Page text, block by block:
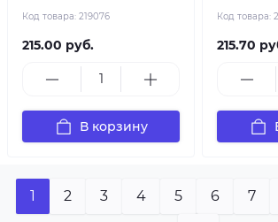
Код товара: 219076
215.00 руб.
В корзину
Код товара:
215.70
1 2 3 4 5 6 7